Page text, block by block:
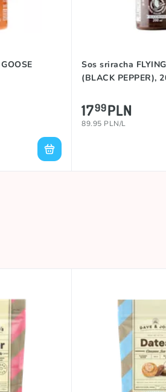
Sos sriracha
(BLACK PEPPER),
1799PLN
89.95 PLN/L